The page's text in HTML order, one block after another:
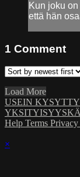
Kun joku
että hän
1 Comment
Load More
USEIN
Help Terms Privacy
×